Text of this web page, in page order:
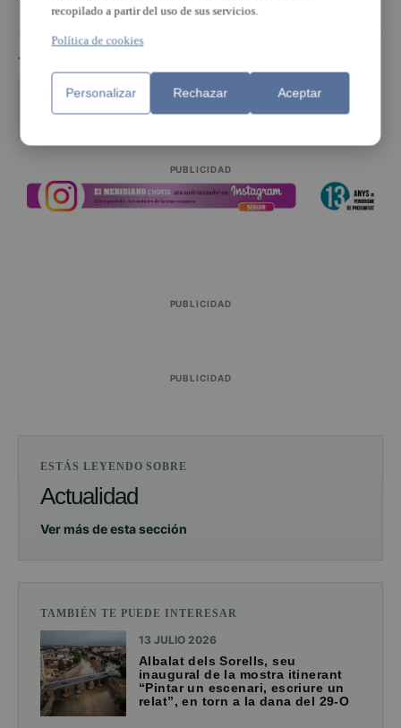
TEMAS
Benito Pajares exposició ucraÏna Universitat
PUBLICIDAD
PUBLICIDAD
PUBLICIDAD
ESTÁS LEYENDO SOBRE
Actualidad
Ver más de esta sección
TAMBIÉN TE PUEDE INTERESAR
13 JULIO 2026
Albalat dels Sorells, seu
inaugural de la mostra itinerant
“Pintar un escenari, escriure un
relat”, en torn a la dana del 29-O
recopilado a partir del uso de sus servicios.
Política de cookies
Personalizar Rechazar Aceptar